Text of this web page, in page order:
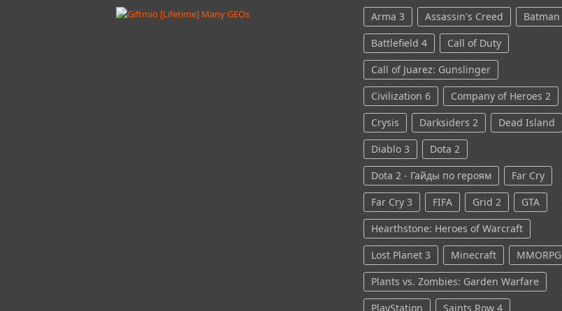
Arma 3 Assassin's Creed
Batman
Battlefield 4
Call of Duty
Call of Juarez: Gunslinger
Civilization 6
Company of Heroes 2
Crysis
Darksiders 2
Dead Island
Diablo 3
Dota 2
Dota 2 - Гайды по героям
Far Cry
Far Cry 3
FIFA Grid 2
GTA
Hearthstone: Heroes of Warcraft
Lost Planet 3
Minecraft
MMORPG
Plants vs. Zombies: Garden Warfare
PlayStation
Saints Row 4